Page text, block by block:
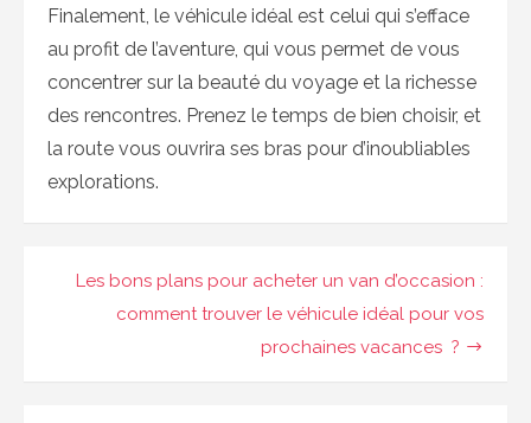
Finalement, le véhicule idéal est celui qui s’efface
au profit de l’aventure, qui vous permet de vous
concentrer sur la beauté du voyage et la richesse
des rencontres. Prenez le temps de bien choisir, et
la route vous ouvrira ses bras pour d’inoubliables
explorations.
Navigation
Les bons plans pour acheter un van d’occasion :
comment trouver le véhicule idéal pour vos
prochaines vacances ?